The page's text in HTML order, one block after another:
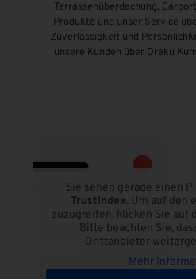
Terrassenüberdachung,
Produkte und unser Service
Zuverlässigkeit und
unsere Kunden über Dreku
Sie sehen gerade einen
TrustIndex. Um auf den
zuzugreifen, klicken Sie auf
Bitte beachten Sie,
Drittanbieter
Mehr